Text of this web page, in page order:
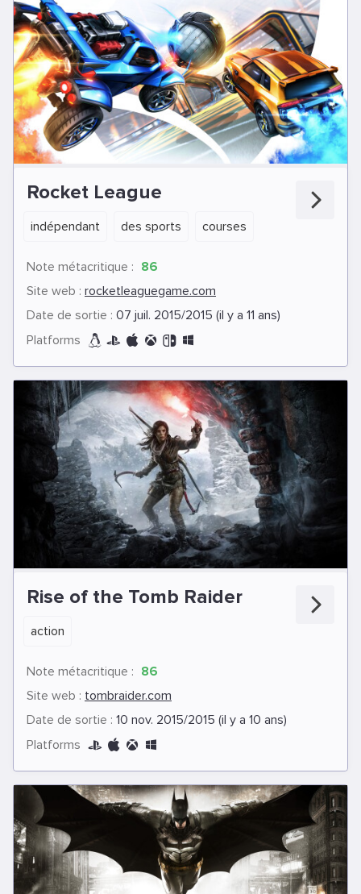
Rocket League
indépendant des sports courses
Note métacritique : 86
Site web : rocketleaguegame.com
Date de sortie : 07 juil. 2015/2015 (il y a 11 ans)
Platforms
Rise of the Tomb Raider
action
Note métacritique : 86
Site web : tombraider.com
Date de sortie : 10 nov. 2015/2015 (il y a 10 ans)
Platforms